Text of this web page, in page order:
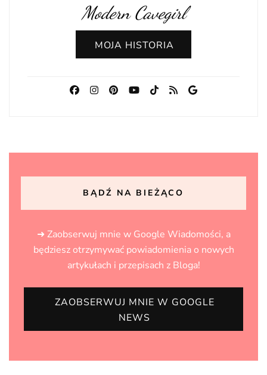
Modern Cavegirl
MOJA HISTORIA
BĄDŹ NA BIEŻĄCO
➜ Zaobserwuj mnie w Google Wiadomości, a
będziesz otrzymywać powiadomienia o nowych
artykułach i przepisach z Bloga!
ZAOBSERWUJ MNIE W GOOGLE
NEWS